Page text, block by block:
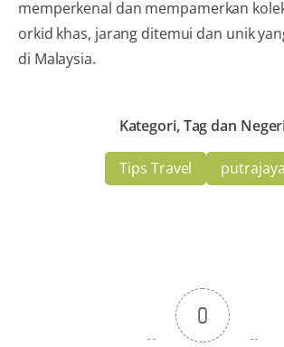
memperkenal dan mempamerkan
orkid khas, jarang ditemui dan unik
di Malaysia.
Kategori, Tag dan
Tips Travel putrajaya
0